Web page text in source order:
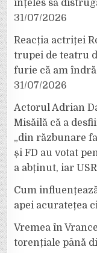
înțeles să
31/07/2026
Reacția actriței
trupei de teatru
furie că am
31/07/2026
Actorul Adrian
Misăilă că a
„din răzbunare
și FD au votat
a abținut, iar
Cum
apei acuratețea
Vremea în
torențiale până